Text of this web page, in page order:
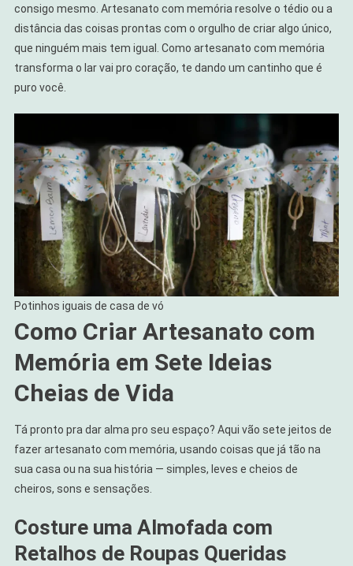
consigo mesmo. Artesanato com memória resolve o tédio ou a
distância das coisas prontas com o orgulho de criar algo único,
que ninguém mais tem igual. Como artesanato com memória
transforma o lar vai pro coração, te dando um cantinho que é
puro você.
Potinhos iguais de casa de vó
Como Criar Artesanato com
Memória em Sete Ideias
Cheias de Vida
Tá pronto pra dar alma pro seu espaço? Aqui vão sete jeitos de
fazer artesanato com memória, usando coisas que já tão na
sua casa ou na sua história — simples, leves e cheios de
cheiros, sons e sensações.
Costure uma Almofada com
Retalhos de Roupas Queridas